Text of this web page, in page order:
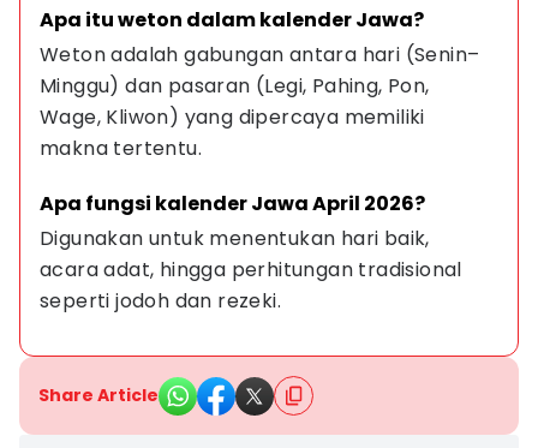
Apa itu weton dalam kalender Jawa?
Weton adalah gabungan antara hari (Senin–
Minggu) dan pasaran (Legi, Pahing, Pon,
Wage, Kliwon) yang dipercaya memiliki
makna tertentu.
Apa fungsi kalender Jawa April 2026?
Digunakan untuk menentukan hari baik,
acara adat, hingga perhitungan tradisional
seperti jodoh dan rezeki.
Share Article